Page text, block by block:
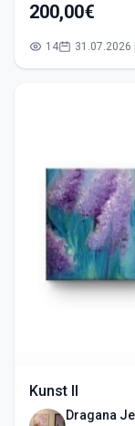
200,00€
14
Kunst II
Dragana